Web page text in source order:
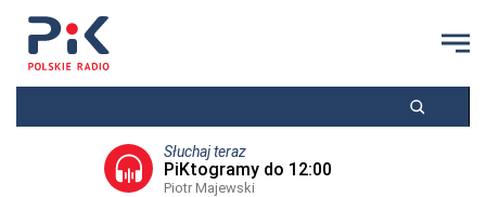
Słuchaj teraz
PiKtogramy do 12:00
Piotr Majewski